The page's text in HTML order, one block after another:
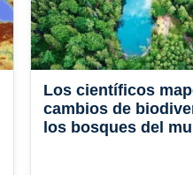
Los científicos
cambios de
los bosques del